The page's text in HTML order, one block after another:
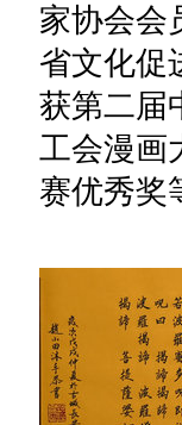
家协会会
省文化促
获第二届
工会漫画
赛优秀奖